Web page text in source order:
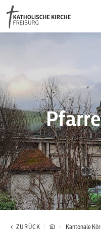
Fachstellen
Kirchliches Leben
Kantonale Körperschaft
Aktuelles
ZURÜCK Kantonale